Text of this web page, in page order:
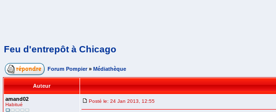
Feu d'entrepôt à Chicago
Forum Pompier » Médiathèque
Auteur
amand02
Habitué
Posté le: 24 Jan 2013, 12:55